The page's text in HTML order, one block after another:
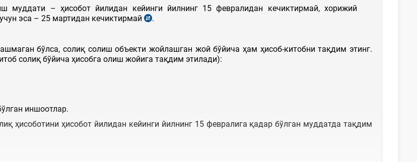
муддати – ҳисобот йилидан кейинги йилнинг 15 февралидан кечиктирмай, хорижий
эса – 25 мартидан кечиктирмай
.
бўлса, солиқ солиш объекти жойлашган жой бўйича ҳам ҳисоб-китобни тақдим этинг.
солиқ бўйича ҳисобга олиш жойига тақдим этилади):
иншоотлар.
ҳисоботини ҳисобот йилидан кейинги йилнинг 15 февралига қадар бўлган муддатда тақдим